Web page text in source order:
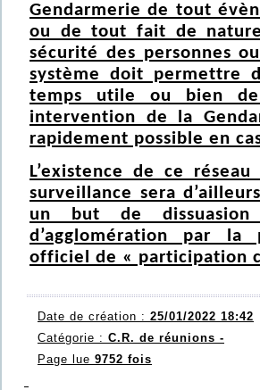
Gendarmerie de tout
ou de tout fait de
sécurité des personnes
système doit permettre
temps utile ou bien
intervention de la
rapidement possible en
L’existence de ce
surveillance sera
un but de dissuasion
d’agglomération par
officiel de « participation
Date de création : 25/01/2022 18:42
Catégorie : C.R. de réunions -
Page lue 9752 fois